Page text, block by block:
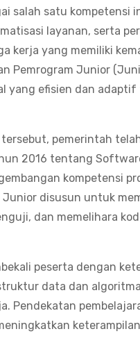
salah satu kompetensi
layanan, serta
kerja yang memiliki
Pemrogram Junior
yang efisien dan
pemerintah
2016 tentang
kompetensi
disusun untuk
dan memelihara
peserta dengan
data dan
Pendekatan